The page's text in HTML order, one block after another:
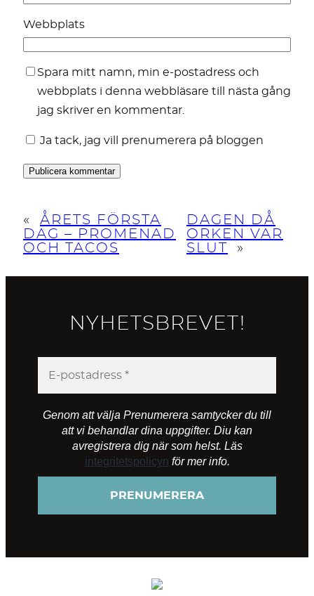
Webbplats
Spara mitt namn, min e-postadress och
webbplats i denna webbläsare till nästa gång
jag skriver en kommentar.
Ja tack, jag vill prenumerera på bloggen
«
ÅRETS FÖRSTA
DAG – PROMENAD
OCH TACOS
DAGEN DÅ
ORKEN VAR
SLUT
»
NYHETSBREVET!
Genom att välja Prenumerera samtycker du till
att vi behandlar dina uppgifter. Diu kan
avregistrera dig när som helst. Läs
integritetspolicyn för mer info.